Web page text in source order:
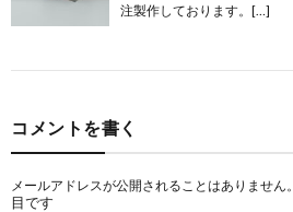
注製作しております。[…]
コメントを書く
メールアドレスが公開されることはありません。
目です